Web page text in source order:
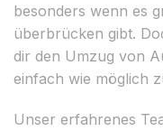
besonders wenn es
überbrücken gibt.
dir den Umzug von
einfach wie möglich
Unser erfahrenes